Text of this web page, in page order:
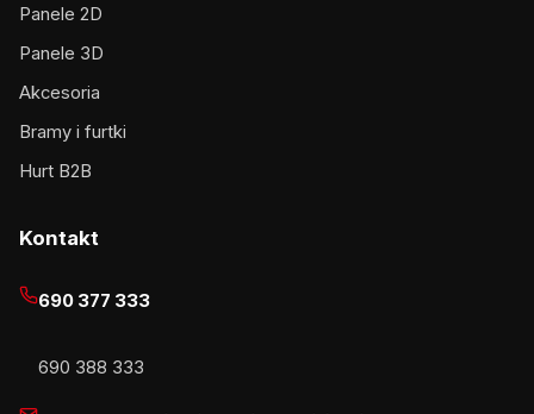
Panele 2D
Panele 3D
Akcesoria
Bramy i furtki
Hurt B2B
Kontakt
690 377 333
690 388 333